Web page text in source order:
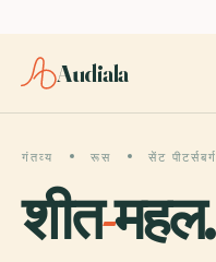
Audiala
गंतव्य रूस सेंट पीटर्सबर्ग
शीत-महल.